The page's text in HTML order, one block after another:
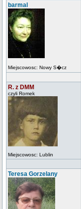
barmal
Miejscowosc: Nowy S�cz
R. z DMM
czyli Romek
Miejscowosc: Lublin
Teresa Gorzelany